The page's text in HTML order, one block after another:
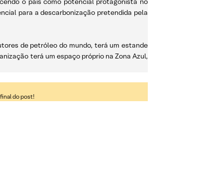
para a descarbonização pretendida pela
de petróleo do mundo, terá um estande
terá um espaço próprio na Zona Azul,
do post!